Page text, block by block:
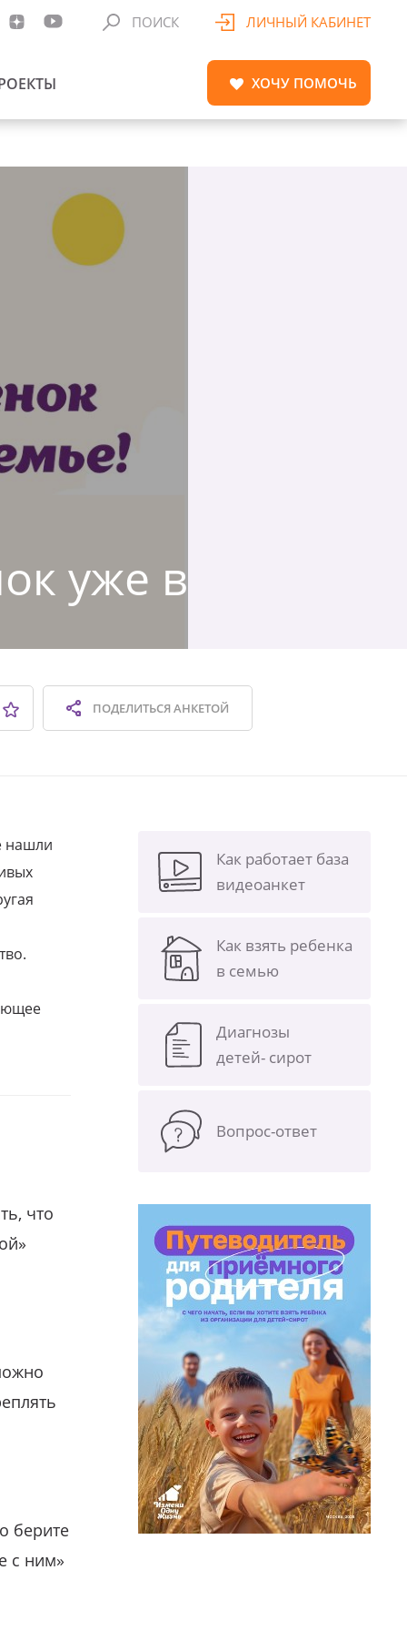
ПОИСК ЛИЧНЫЙ КАБИНЕТ
ХОЧУ ПОМОЧЬ
уже в
ПОДЕЛИТЬСЯАНКЕТОЙ
нашли
что
берите
с ним»
Как работает база
видеоанкет
Как взять ребенка
в семью
Диагнозы
детей- сирот
Вопрос-ответ